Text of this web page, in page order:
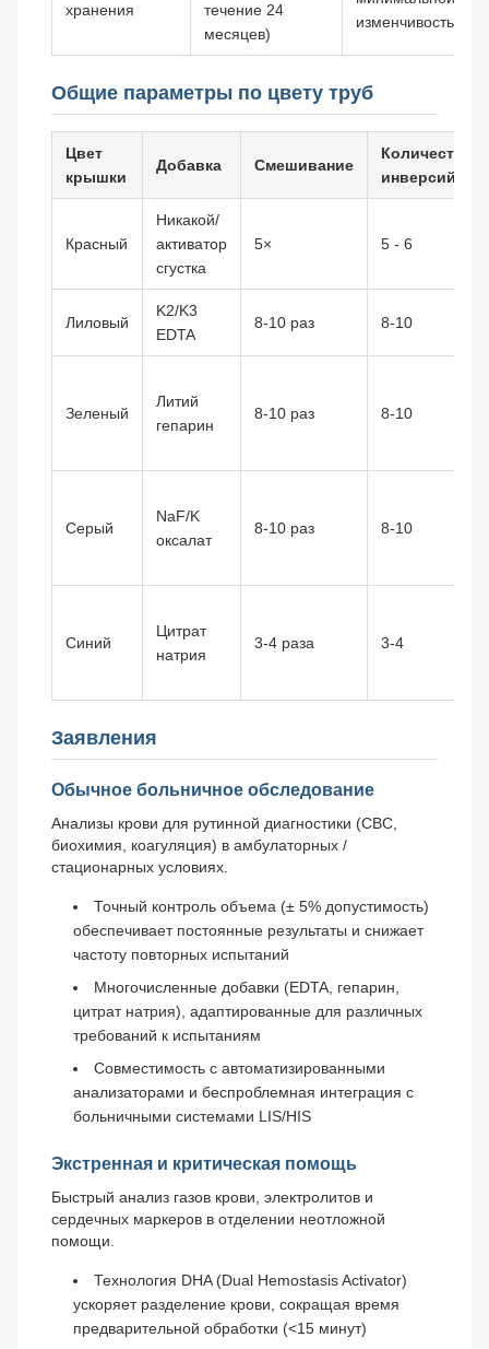
хранения
течение 24
месяцев)
изменчивостью
Общие параметры по цвету труб
Цвет
крышки
Добавка Смешивание
Количество
инверсий
Красный
Никакой/
активатор
сгустка
5× 5 - 6
Лиловый
K2/K3
EDTA
8-10 раз 8-10
Зеленый
Литий
гепарин
8-10 раз 8-10
Серый
NaF/K
оксалат
8-10 раз 8-10
Синий
Цитрат
натрия
3-4 раза 3-4
Заявления
Обычное больничное обследование
Анализы крови для рутинной диагностики (CBC,
биохимия, коагуляция) в амбулаторных /
стационарных условиях.
Точный контроль объема (± 5% допустимость)
обеспечивает постоянные результаты и снижает
частоту повторных испытаний
Многочисленные добавки (EDTA, гепарин,
цитрат натрия), адаптированные для различных
требований к испытаниям
Совместимость с автоматизированными
анализаторами и беспроблемная интеграция с
больничными системами LIS/HIS
Экстренная и критическая помощь
Быстрый анализ газов крови, электролитов и
сердечных маркеров в отделении неотложной
помощи.
Технология DHA (Dual Hemostasis Activator)
ускоряет разделение крови, сокращая время
предварительной обработки (<15 минут)